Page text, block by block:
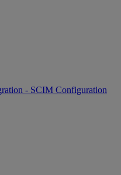
- SCIM Configuration